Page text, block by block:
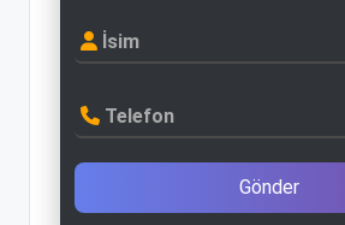
İsim
Telefon
Gönder